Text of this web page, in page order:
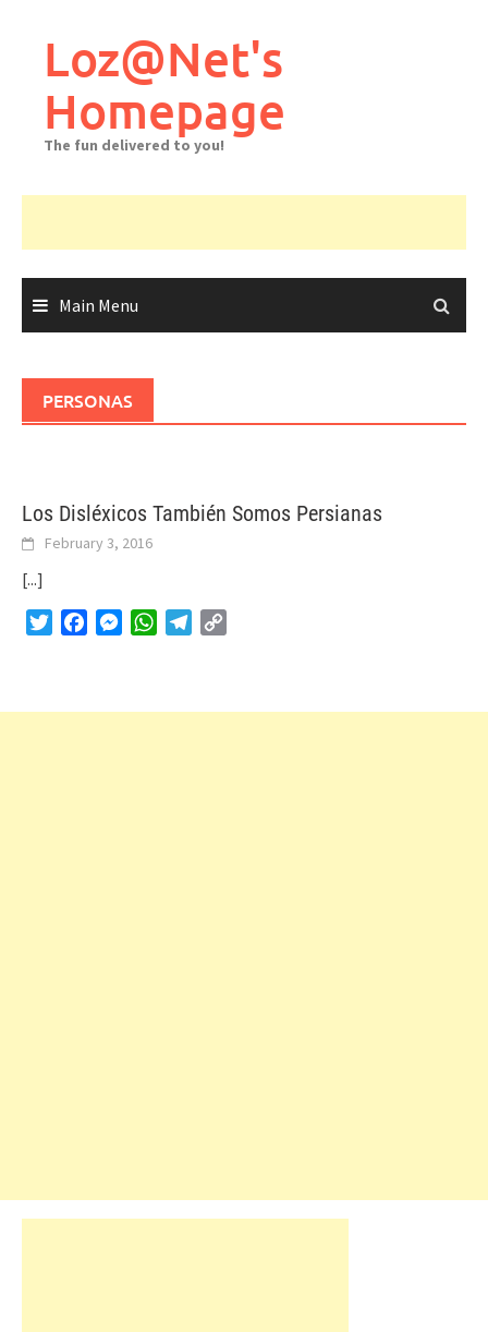
Loz@Net's
Homepage
The fun delivered to you!
Main Menu
PERSONAS
Los Disléxicos También Somos Persianas
February 3, 2016
[...]
TwitterFacebookMessengerWhatsAppTelegram